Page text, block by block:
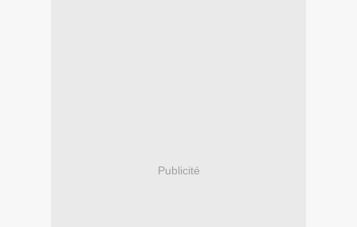
Publicité